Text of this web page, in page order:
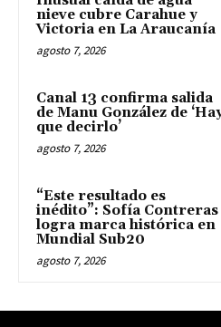
nieve cubre Carahue y
Victoria en La Araucanía
agosto 7, 2026
Canal 13 confirma salida
de Manu González de
que decirlo’
agosto 7, 2026
“Este resultado es
inédito”: Sofía Contreras
logra marca histórica en
Mundial Sub20
agosto 7, 2026